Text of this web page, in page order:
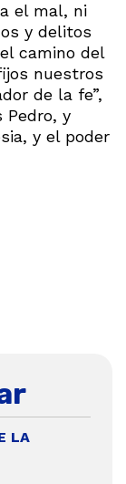
el mal, ni
y delitos
camino del
nuestros
de la fe”,
Pedro, y
y el poder
LA